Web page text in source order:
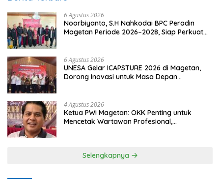
6 Agustus 2026
Noorbiyanto, S.H Nahkodai BPC Peradin
Magetan Periode 2026–2028, Siap Perkuat
6 Agustus 2026
UNESA Gelar ICAPSTURE 2026 di Magetan,
Dorong Inovasi untuk Masa Depan
4 Agustus 2026
Ketua PWI Magetan: OKK Penting untuk
Mencetak Wartawan Profesional,
Selengkapnya